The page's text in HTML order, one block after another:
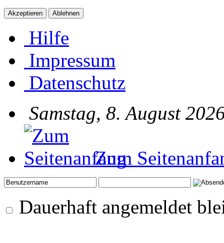
Hilfe
Impressum
Datenschutz
Samstag, 8. August
Zum
Dauerhaft angemeldet